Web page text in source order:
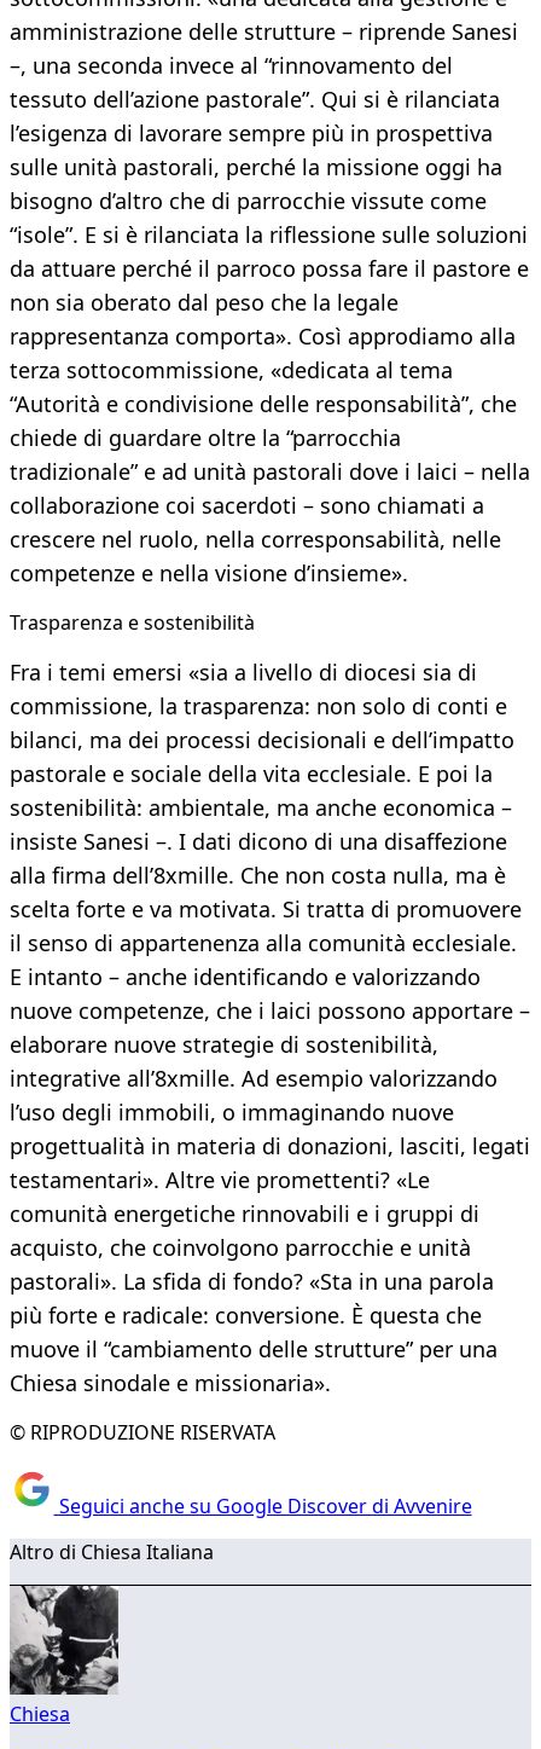
amministrazione delle strutture – riprende Sanesi
–, una seconda invece al “rinnovamento del
tessuto dell’azione pastorale”. Qui si è rilanciata
l’esigenza di lavorare sempre più in prospettiva
sulle unità pastorali, perché la missione oggi ha
bisogno d’altro che di parrocchie vissute come
“isole”. E si è rilanciata la riflessione sulle soluzioni
da attuare perché il parroco possa fare il pastore e
non sia oberato dal peso che la legale
rappresentanza comporta». Così approdiamo alla
terza sottocommissione, «dedicata al tema
“Autorità e condivisione delle responsabilità”, che
chiede di guardare oltre la “parrocchia
tradizionale” e ad unità pastorali dove i laici – nella
collaborazione coi sacerdoti – sono chiamati a
crescere nel ruolo, nella corresponsabilità, nelle
competenze e nella visione d’insieme».
Trasparenza e sostenibilità
Fra i temi emersi «sia a livello di diocesi sia di
commissione, la trasparenza: non solo di conti e
bilanci, ma dei processi decisionali e dell’impatto
pastorale e sociale della vita ecclesiale. E poi la
sostenibilità: ambientale, ma anche economica –
insiste Sanesi –. I dati dicono di una disaffezione
alla firma dell’8xmille. Che non costa nulla, ma è
scelta forte e va motivata. Si tratta di promuovere
il senso di appartenenza alla comunità ecclesiale.
E intanto – anche identificando e valorizzando
nuove competenze, che i laici possono apportare –
elaborare nuove strategie di sostenibilità,
integrative all’8xmille. Ad esempio valorizzando
l’uso degli immobili, o immaginando nuove
progettualità in materia di donazioni, lasciti, legati
testamentari». Altre vie promettenti? «Le
comunità energetiche rinnovabili e i gruppi di
acquisto, che coinvolgono parrocchie e unità
pastorali». La sfida di fondo? «Sta in una parola
più forte e radicale: conversione. È questa che
muove il “cambiamento delle strutture” per una
Chiesa sinodale e missionaria».
© RIPRODUZIONE RISERVATA
Seguici anche su Google Discover di Avvenire
Altro di Chiesa Italiana
Chiesa